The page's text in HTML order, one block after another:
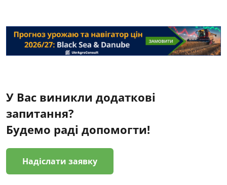
У Вас виникли додаткові
запитання?
Будемо раді допомогти!
Надіслати заявку